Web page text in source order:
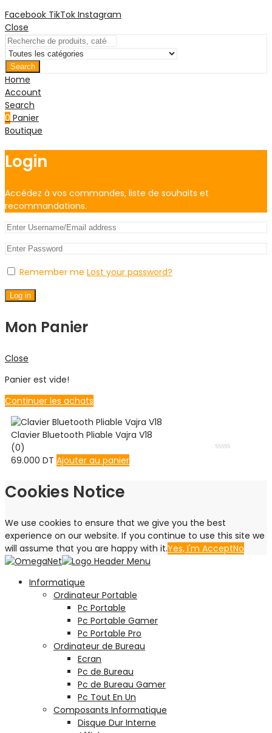
Facebook TikTok Instagram
Close
Search
Home
Account
Search
0 Panier
Boutique
Login
Accédez à vos commandes, liste de souhaits et
recommandations.
Remember me Lost your password?
Log in
Mon Panier
Close
Panier est vide!
Continuer les achats
Clavier Bluetooth Pliable Vajra V18
(0)
69.000 DT Ajouter au panier
Cookies Notice
We use cookies to ensure that we give you the best
experience on our website. If you continue to use this site we
will assume that you are happy with it.Yes, I'm AcceptNo
Informatique
Ordinateur Portable
Pc Portable
Pc Portable Gamer
Pc Portable Pro
Ordinateur de Bureau
Ecran
Pc de Bureau
Pc de Bureau Gamer
Pc Tout En Un
Composants Informatique
Disque Dur Interne